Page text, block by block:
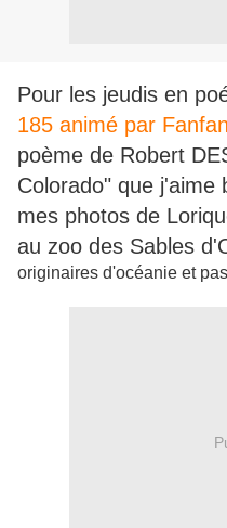
Pour les jeudis en
185 animé par Fanfan
poème de Robert
Colorado" que j'aime
mes photos de
au zoo des Sables
originaires d'océanie et